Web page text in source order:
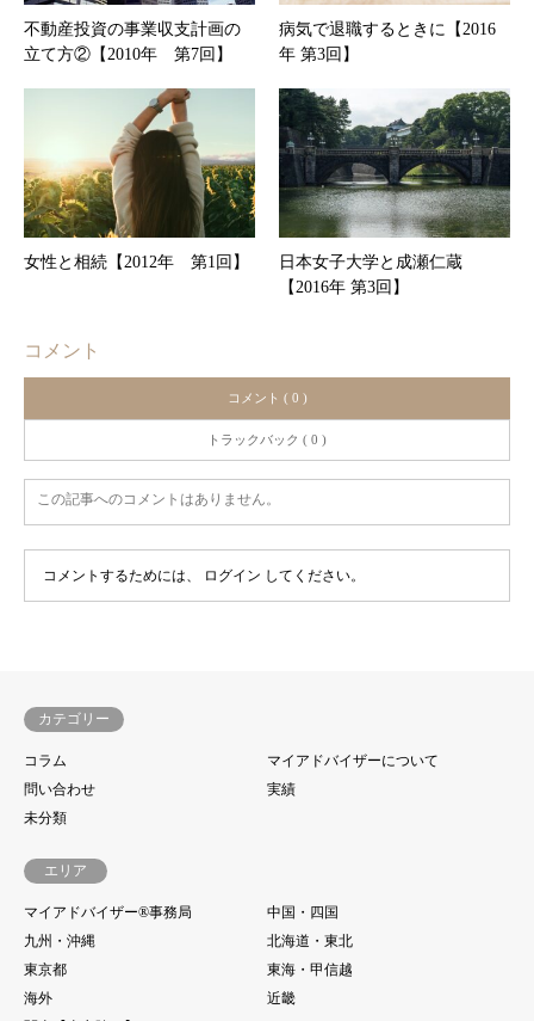
不動産投資の事業収支計画の
立て方②【2010年 第7回】
病気で退職するときに【2016
年 第3回】
女性と相続【2012年 第1回】
日本女子大学と成瀬仁蔵
【2016年 第3回】
コメント
コメント ( 0 )
トラックバック ( 0 )
この記事へのコメントはありません。
コメントするためには、 ログイン してください。
カテゴリー
コラム
マイアドバイザーについて
問い合わせ
実績
未分類
エリア
マイアドバイザー®事務局
中国・四国
九州・沖縄
北海道・東北
東京都
東海・甲信越
海外
近畿